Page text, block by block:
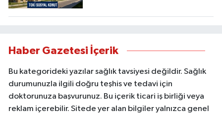
Haber Gazetesi İçerik
Bu kategorideki yazılar sağlık tavsiyesi değildir. Sağlık
durumunuzla ilgili doğru teşhis ve tedavi için
doktorunuza başvurunuz. Bu içerik ticari iş birliği veya
reklam içerebilir. Sitede yer alan bilgiler yalnızca genel